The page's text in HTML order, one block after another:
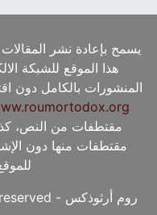
يسمح بإعادة نشر
هذا الموقع للشبكة
المنشورات بالكامل دون
www.roumortodox.org
مقتطفات من النص،
مقتطفات منها دون
روم أرثوذكس - Copyright © 2021 - All rights reserved